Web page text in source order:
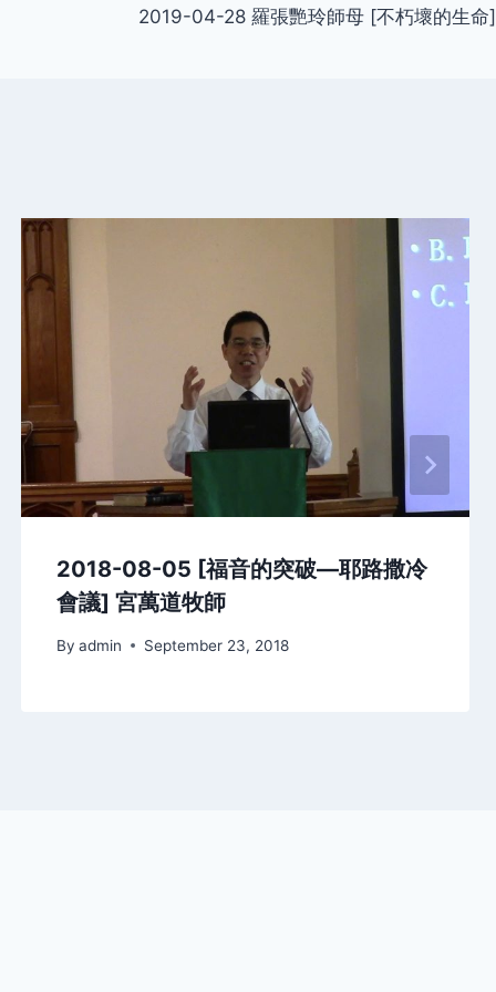
2019-04-28 羅張艷玲師母 [不朽壞的生命]
2018-08-05 [福音的突破—耶路撒冷
會議] 宮萬道牧師
By admin September 23, 2018